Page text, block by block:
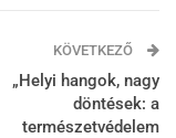
KÖVETKEZŐ
„Helyi hangok, nagy
döntések: a
természetvédelem